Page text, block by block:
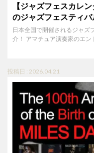
【ジャズフェスカレ
のジャズフェスティバ
日本全国で開催されるジャズ
介！ アマチュア演奏家のエン
投稿日 : 2026.04.21